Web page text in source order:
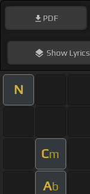
PDF
ShowLyrics
N
Cm
Ab